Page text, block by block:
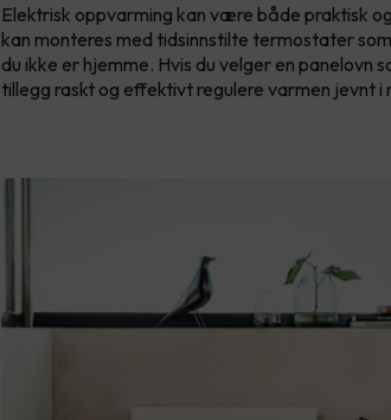
Elektrisk oppvarming kan være både praktisk
kan monteres med tidsinnstilte termostater
du ikke er hjemme. Hvis du velger en panelovn
tillegg raskt og effektivt regulere varmen jevnt i